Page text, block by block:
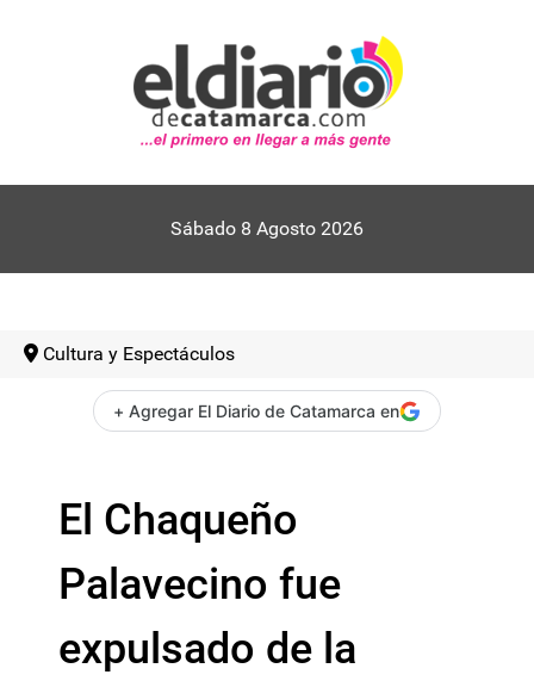
Sábado 8 Agosto 2026
Cultura y Espectáculos
+ Agregar El Diario de Catamarca en
El Chaqueño
Palavecino fue
expulsado de la